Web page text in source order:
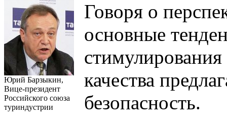
Юрий Барзыкин,
Вице-президент
Российского союза
туриндустрии
Говоря о
основные
качества
безопасность.